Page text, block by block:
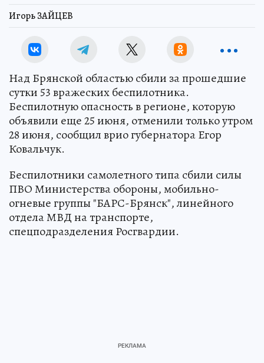
Игорь ЗАЙЦЕВ
Над Брянской областью сбили за прошедшие
сутки 53 вражеских беспилотника.
Беспилотную опасность в регионе, которую
объявили еще 25 июня, отменили только утром
28 июня, сообщил врио губернатора Егор
Ковальчук.
Беспилотники самолетного типа сбили силы
ПВО Министерства обороны, мобильно-
огневые группы "БАРС-Брянск", линейного
отдела МВД на транспорте,
спецподразделения Росгвардии.